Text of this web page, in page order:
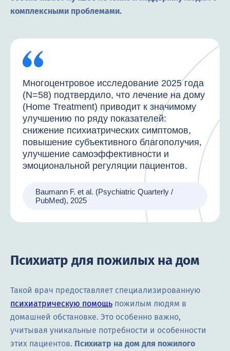
комплексными проблемами.
Многоцентровое исследование 2025 года
(N=58) подтвердило, что лечение на дому
(Home Treatment) приводит к значимому
улучшению по ряду показателей:
снижение психиатрических симптомов,
повышение субъективного благополучия,
улучшение самоэффективности и
эмоциональной регуляции пациентов.
Baumann F. et al. (Psychiatric Quarterly /
PubMed), 2025
Психиатр для пожилых на дом
Такой врач предоставляет специализированную
психиатрическую помощь пожилым людям в
домашней обстановке. Это особенно важно,
учитывая уникальные потребности и особенности
этих пациентов. Психиатр на дом для пожилого